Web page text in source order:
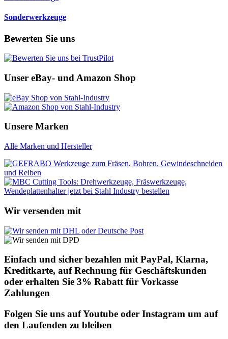
Sonderwerkzeuge
Bewerten Sie uns
Unser eBay- und Amazon Shop
Unsere Marken
Alle Marken und Hersteller
Wir versenden mit
Einfach und sicher bezahlen mit PayPal, Klarna,
Kreditkarte, auf Rechnung für Geschäftskunden
oder erhalten Sie 3% Rabatt für Vorkasse
Zahlungen
Folgen Sie uns auf Youtube oder Instagram um auf
den Laufenden zu bleiben